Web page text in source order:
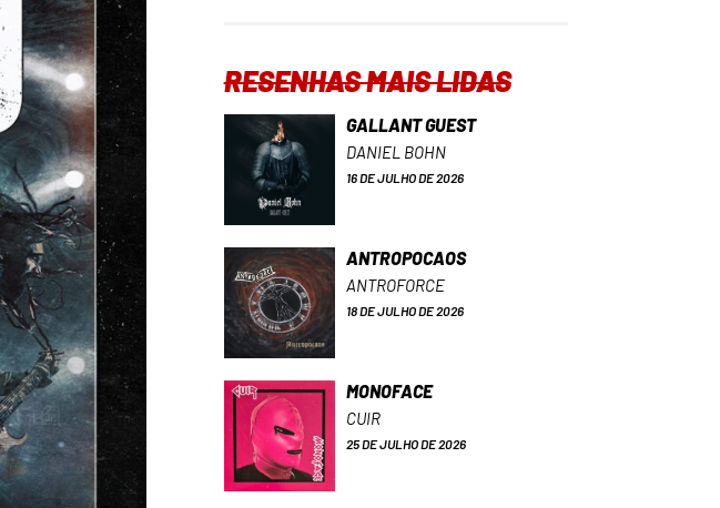
RESENHAS MAIS LIDAS
GALLANT GUEST
DANIEL BOHN
16 DE JULHO DE 2026
ANTROPOCAOS
ANTROFORCE
18 DE JULHO DE 2026
MONOFACE
CUIR
25 DE JULHO DE 2026